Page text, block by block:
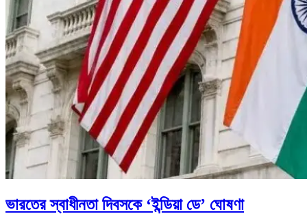
ভারতের স্বাধীনতা দিবসকে ‘ইন্ডিয়া ডে’ ঘোষণা